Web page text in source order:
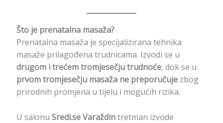
Što je prenatalna masaža?
Prenatalna masaža je specijalizirana tehnika
masaže prilagođena trudnicama. Izvodi se u
drugom i trećem tromjesečju trudnoće, dok se u
prvom tromjesečju masaža ne preporučujezbog
prirodnih promjena u tijelu i mogućih rizika.
U salonu Sredi.se Varaždintretman izvode